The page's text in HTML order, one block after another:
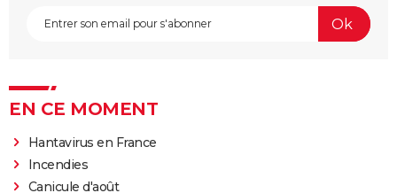
EN CE MOMENT
Hantavirus en France
Incendies
Canicule d'août